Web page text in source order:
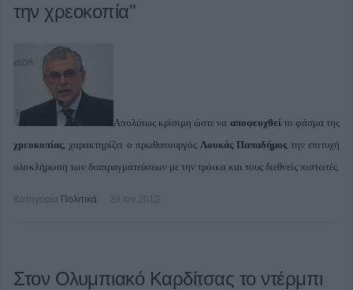
την χρεοκοπία"
Απολύτως κρίσιμη ώστε να αποφευχθεί το φάσμα της
χρεοκοπίας, χαρακτηρίζει ο πρωθυπουργόςΛουκάς Παπαδήμοςτην επιτυχή
ολοκλήρωση των διαπραγματεύσεων με την τρόικα και τους διεθνείς πιστωτές.
Κατηγορία Πολιτικά 29 Ιαν 2012
Στον Ολυμπιακό Καρδίτσας το ντέρμπι